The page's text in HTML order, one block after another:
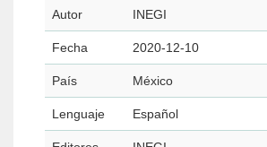
Autor INEGI
Fecha 2020-12-10
País México
Lenguaje Español